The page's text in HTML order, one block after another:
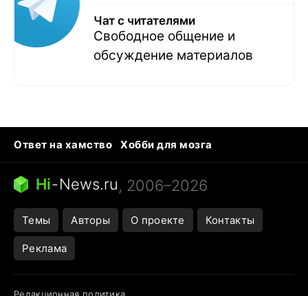
Чат с читателями
Свободное общение и
обсуждение материалов
Ответ на хамство
Хобби для мозга
Бензин 100 и 95
Тунцы в океанариуме
Следующая пандемия
Hi-News.ru, 2006–2026
Темы Авторы О проекте Контакты
Реклама